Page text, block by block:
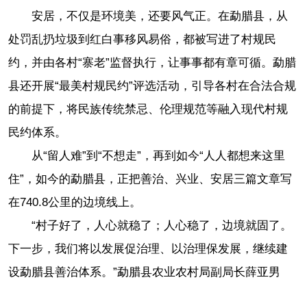
安居，不仅是环境美，还要风气正。在勐腊县，从
处罚乱扔垃圾到红白事移风易俗，都被写进了村规民
约，并由各村“寨老”监督执行，让事事都有章可循。勐腊
县还开展“最美村规民约”评选活动，引导各村在合法合规
的前提下，将民族传统禁忌、伦理规范等融入现代村规
民约体系。
从“留人难”到“不想走”，再到如今“人人都想来这里
住”，如今的勐腊县，正把善治、兴业、安居三篇文章写
在740.8公里的边境线上。
“村子好了，人心就稳了；人心稳了，边境就固了。
下一步，我们将以发展促治理、以治理保发展，继续建
设勐腊县善治体系。”勐腊县农业农村局副局长薛亚男